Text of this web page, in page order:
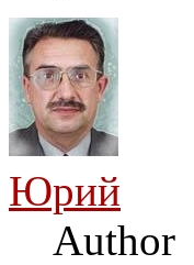
Юрий
Author